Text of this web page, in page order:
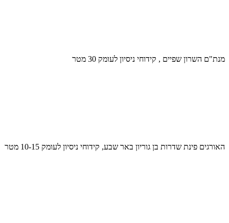
מנת"ם השרון שפיים , קידוחי ניסיון לעומק 30 מטר
האורגים פינת שדרות בן גוריון באר שבע, קידוחי ניסיון לעומק 10-15 מטר